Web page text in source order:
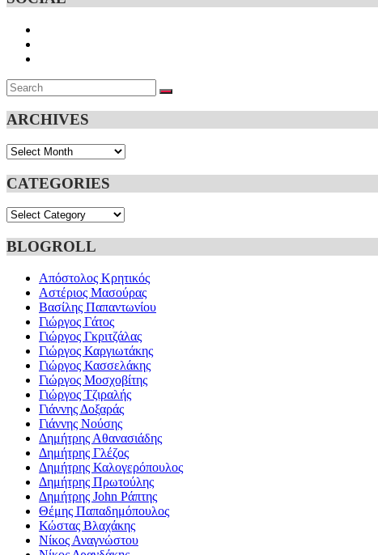
Search
for:
SEARCH
ARCHIVES
Archives
CATEGORIES
Categories
BLOGROLL
Απόστολος Κρητικός
Αστέριος Μασούρας
Βασίλης Παπαντωνίου
Γιώργος Γάτος
Γιώργος Γκριτζάλας
Γιώργος Καργιωτάκης
Γιώργος Κασσελάκης
Γιώργος Μοσχοβίτης
Γιώργος Τζιραλής
Γιάννης Δοξαράς
Γιάννης Νούσης
Δημήτρης Αθανασιάδης
Δημήτρης Γλέζος
Δημήτρης Καλογερόπουλος
Δημήτρης Πρωτούλης
Δημήτρης John Ράπτης
Θέμης Παπαδημόπουλος
Κώστας Βλαχάκης
Νίκος Αναγνώστου